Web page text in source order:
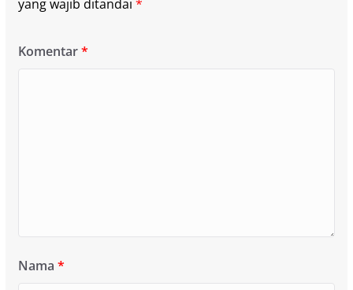
yang wajib ditandai *
Komentar*
Nama *